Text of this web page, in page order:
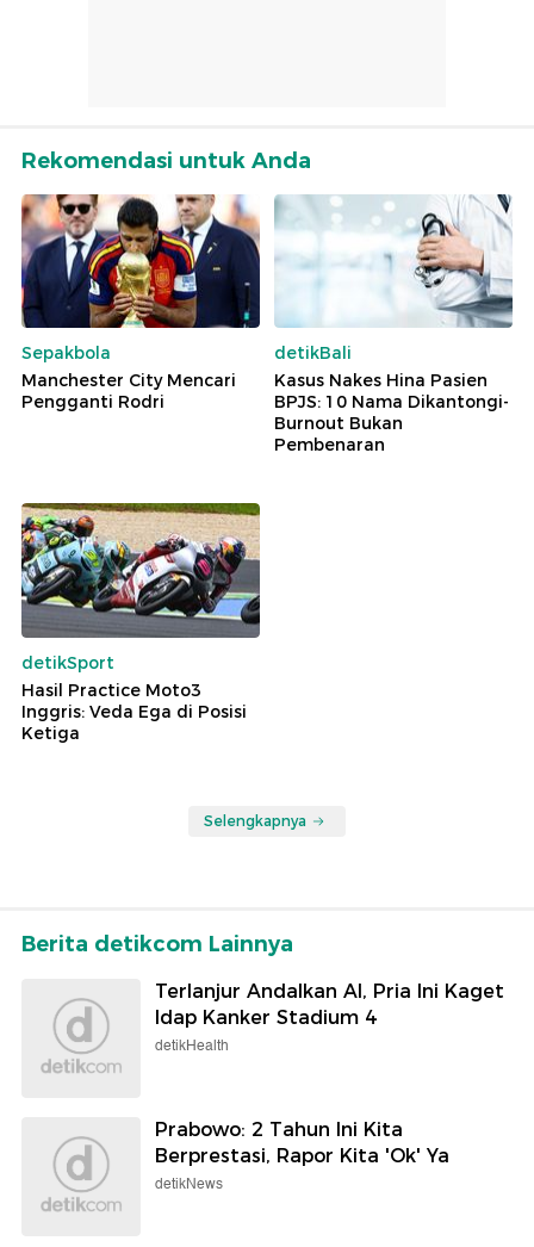
Rekomendasi untuk Anda
Sepakbola
Manchester City Mencari
Pengganti Rodri
detikBali
Kasus Nakes Hina Pasien
BPJS: 10 Nama Dikantongi-
Burnout Bukan
Pembenaran
detikSport
Hasil Practice Moto3
Inggris: Veda Ega di Posisi
Ketiga
Selengkapnya
Berita detikcom Lainnya
Terlanjur Andalkan AI, Pria Ini Kaget
Idap Kanker Stadium 4
detikHealth
Prabowo: 2 Tahun Ini Kita
Berprestasi, Rapor Kita 'Ok' Ya
detikNews